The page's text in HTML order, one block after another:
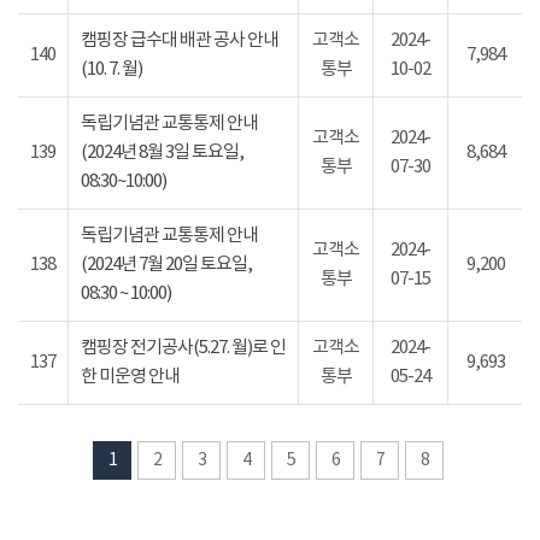
140
캠핑장 급수대 배관 공사 안내
(10. 7. 월)
고객소
통부
2024-
10-02
7,984
139
독립기념관 교통통제 안내
(2024년 8월 3일 토요일,
08:30~10:00)
고객소
통부
2024-
07-30
8,684
138
독립기념관 교통통제 안내
(2024년 7월 20일 토요일,
08:30 ~ 10:00)
고객소
통부
2024-
07-15
9,200
137
캠핑장 전기공사(5.27. 월)로 인
한 미운영 안내
고객소
통부
2024-
05-24
9,693
1 2 3 4 5 6 7 8